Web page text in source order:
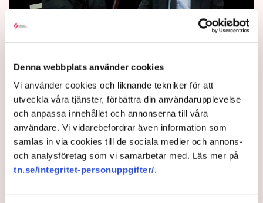
Denna webbplats använder cookies
Vi använder cookies och liknande tekniker för att
utveckla våra tjänster, förbättra din användarupplevelse
och anpassa innehållet och annonserna till våra
användare. Vi vidarebefordrar även information som
samlas in via cookies till de sociala medier och annons-
och analysföretag som vi samarbetar med. Läs mer på
tn.se/integritet-personuppgifter/.
Ledare: Blågult samarbete ett
styrkebesked
”I och med detta samarbete så öppnas många
möjligheter för Sverige att dra nytta av de ukrainska
krigserfarenheterna”, skriver Henrik L Barvå på
NWT:s ledarsida.
9 months ago | Av: Redaktionen